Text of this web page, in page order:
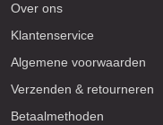
Over ons
Klantenservice
Algemene voorwaarden
Verzenden & retourneren
Betaalmethoden